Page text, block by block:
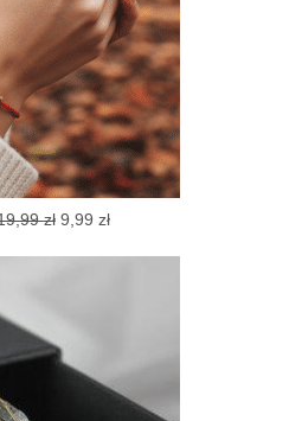
zł Pierwotna
9,99 złAktualna